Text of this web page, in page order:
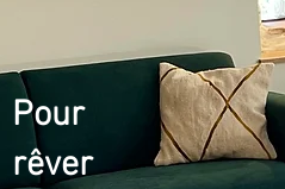
Pour
rêver